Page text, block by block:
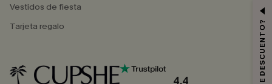
Vestidos de fiesta
Tarjeta regalo
4.4